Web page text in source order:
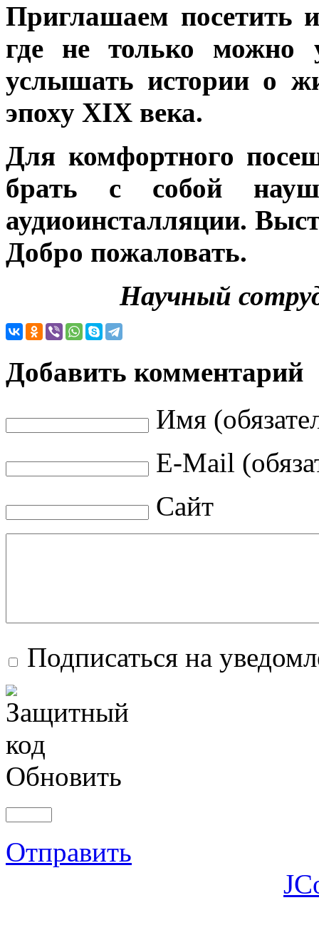
Приглашаем посетить
где не только можно
услышать истории о
эпоху XIX века.
Для комфортного
брать с собой
аудиоинсталляции.
Добро пожаловать.
Научный
Добавить комментарий
Имя
E-Mail
Сайт
Подписаться на
Обновить
Отправить